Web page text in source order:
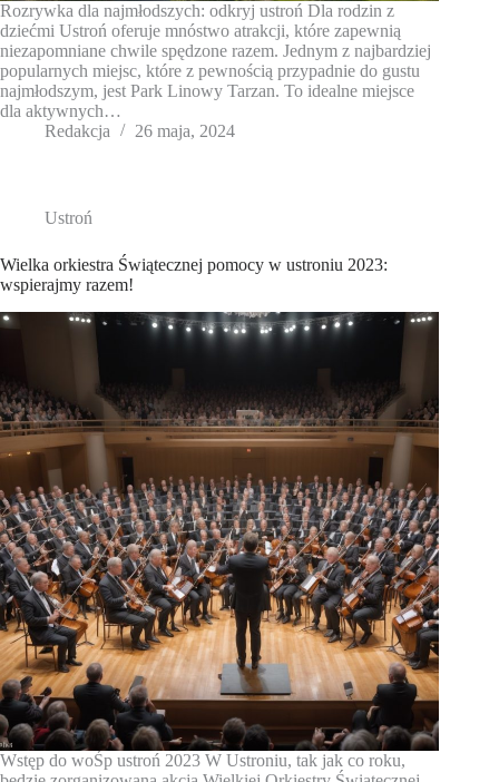
Rozrywka dla najmłodszych: odkryj ustroń Dla rodzin z
dziećmi Ustroń oferuje mnóstwo atrakcji, które zapewnią
niezapomniane chwile spędzone razem. Jednym z najbardziej
popularnych miejsc, które z pewnością przypadnie do gustu
najmłodszym, jest Park Linowy Tarzan. To idealne miejsce
dla aktywnych…
Redakcja
26 maja, 2024
Ustroń
Wielka orkiestra Świątecznej pomocy w ustroniu 2023:
wspierajmy razem!
Wstęp do woŚp ustroń 2023 W Ustroniu, tak jak co roku,